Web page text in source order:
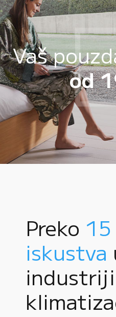
Vaš
od
Preko
iskustva
industriji